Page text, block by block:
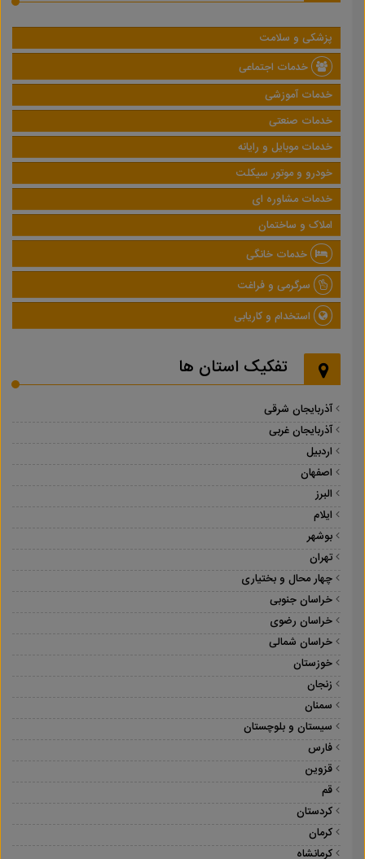
پزشکی و سلامت
خدمات اجتماعی
خدمات آموزشی
خدمات صنعتی
خدمات موبایل و رایانه
خودرو و موتور سیکلت
خدمات مشاوره ای
املاک و ساختمان
خدمات خانگی
سرگرمی و فراغت
استخدام و کاریابی
تفکیک استان ها
آذربایجان شرقی
آذربایجان غربی
اردبیل
اصفهان
البرز
ایلام
بوشهر
تهران
چهار محال و بختیاری
خراسان جنوبی
خراسان رضوی
خراسان شمالی
خوزستان
زنجان
سمنان
سیستان و بلوچستان
فارس
قزوین
قم
کردستان
کرمان
کرمانشاه